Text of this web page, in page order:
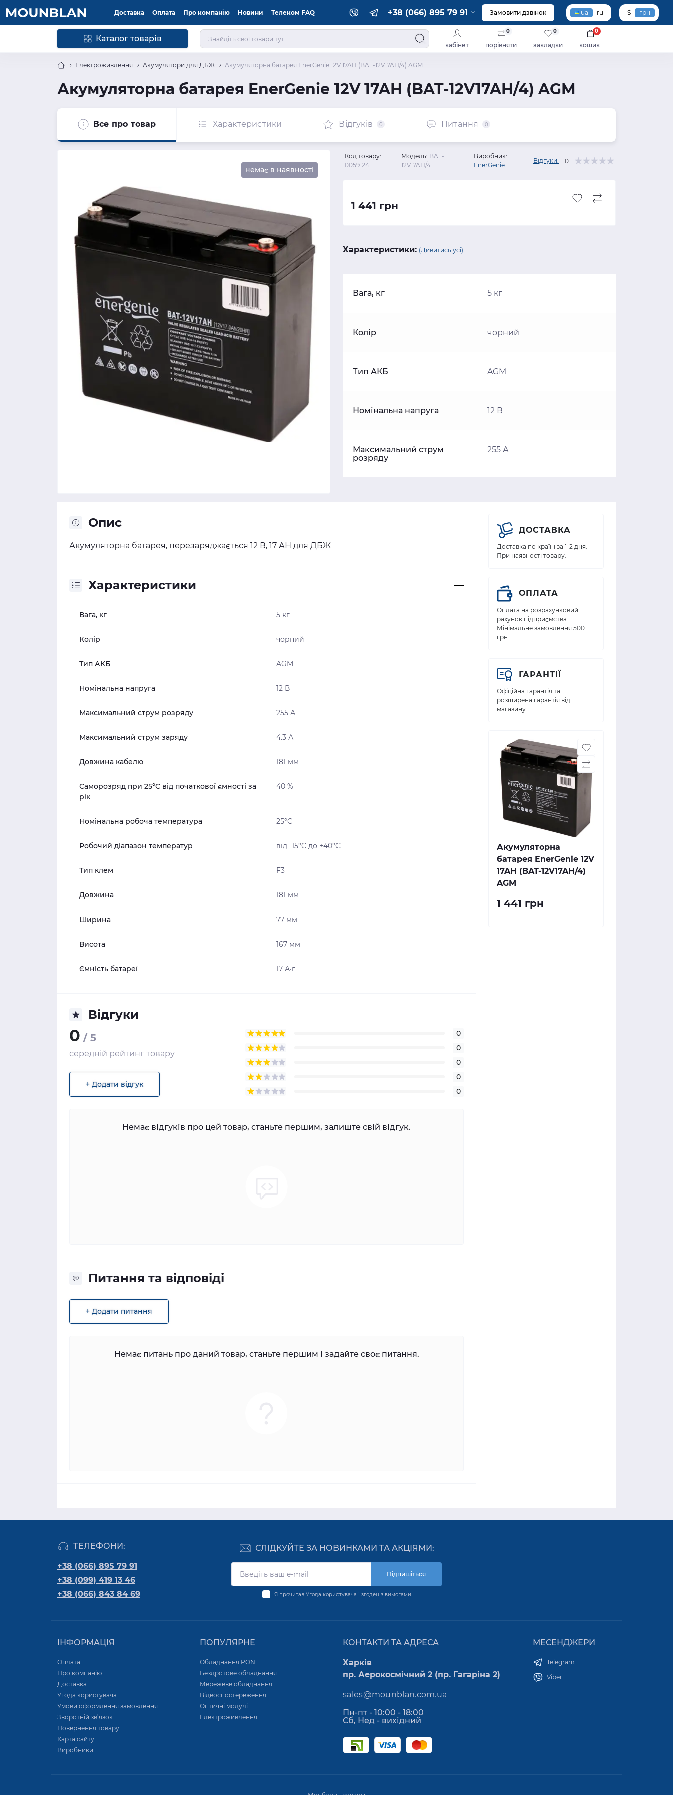
Доставка Оплата Про компанію Новини Телеком FAQ +38 (066) 895 79 91 Замовити дзвінок ua ru $ грн
Каталог товарів
кабінет порівняти
0
закладки
0
кошик
0
Електроживлення Акумулятори для ДБЖ Акумуляторна батарея EnerGenie 12V 17AH (BAT-12V17AH/4) AGM
Акумуляторна батарея EnerGenie 12V 17AH (BAT-12V17AH/4) AGM
Все про товар Характеристики Відгуків 0 Питання 0
немає в наявності
Код товару:
0059124
Модель: BAT-
12V17AH/4
Виробник:
EnerGenie
Відгуки: 0
1 441 грн
Характеристики: (Дивитись усі)
Вага, кг 5 кг
Колір чорний
Тип АКБ AGM
Номінальна напруга 12 В
Максимальний струм
розряду
255 А
Опис
Акумуляторна батарея, перезаряджається 12 В, 17 АН для ДБЖ
Характеристики
Вага, кг 5 кг
Колір чорний
Тип АКБ AGM
Номінальна напруга 12 В
Максимальний струм розряду 255 А
Максимальний струм заряду 4.3 А
Довжина кабелю 181 мм
Саморозряд при 25°C від початкової ємності за
рік
40 %
Номінальна робоча температура 25°C
Робочий діапазон температур від -15°C до +40°C
Тип клем F3
Довжина 181 мм
Ширина 77 мм
Висота 167 мм
Ємність батареї 17 А·г
Відгуки
0 / 5
середній рейтинг товару
+ Додати відгук
0
0
0
0
0
Немає відгуків про цей товар, станьте першим, залиште свій відгук.
Питання та відповіді
+ Додати питання
Немає питань про даний товар, станьте першим і задайте своє питання.
ДОСТАВКА
Доставка по країні за 1-2 дня.
При наявності товару.
ОПЛАТА
Оплата на розрахунковий
рахунок підприємства.
Мінімальне замовлення 500
грн.
ГАРАНТІЇ
Офіційна гарантія та
розширена гарантія від
магазину.
Акумуляторна
батарея EnerGenie 12V
17AH (BAT-12V17AH/4)
AGM
1 441 грн
ТЕЛЕФОНИ:
+38 (066) 895 79 91
+38 (099) 419 13 46
+38 (066) 843 84 69
СЛІДКУЙТЕ ЗА НОВИНКАМИ ТА АКЦІЯМИ:
Підпишіться
Я прочитав Угода користувача і згоден з вимогами
ІНФОРМАЦІЯ
Оплата
Про компанію
Доставка
Угода користувача
Умови оформлення замовлення
Зворотній зв’язок
Повернення товару
Карта сайту
Виробники
ПОПУЛЯРНЕ
Обладнання PON
Бездротове обладнання
Мережеве обладнання
Відеоспостереження
Оптичні модулі
Електроживлення
КОНТАКТИ ТА АДРЕСА
Харків
пр. Аерокосмічний 2 (пр. Гагаріна 2)
sales@mounblan.com.ua
Пн-пт - 10:00 - 18:00
Сб, Нед - вихідний
МЕСЕНДЖЕРИ
Telegram
Viber